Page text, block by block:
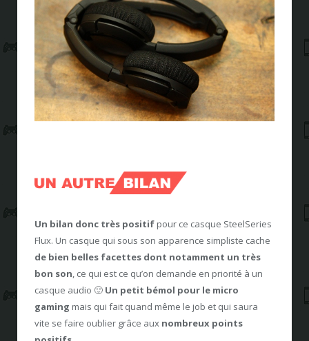
Un bilan donc très positif pour ce casque SteelSeries
Flux. Un casque qui sous son apparence simpliste cache
de bien belles facettes dont notamment un très
bon son, ce qui est ce qu’on demande en priorité à un
casque audio 🙂 Un petit bémol pour le micro
gaming mais qui fait quand même le job et qui saura
vite se faire oublier grâce aux nombreux points